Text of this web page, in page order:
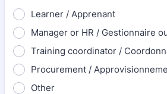
Learner / Apprenant
Manager or HR / Gestionnaire
Training coordinator /
Procurement /
Other